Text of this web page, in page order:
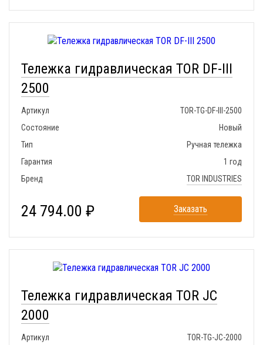
Тележка гидравлическая TOR DF-III
2500
Артикул
TOR-TG-DF-III-2500
Состояние
Новый
Тип
Ручная тележка
Гарантия
1 год
Бренд
TOR INDUSTRIES
24 794.00 ₽ Заказать
Тележка гидравлическая TOR JC
2000
Артикул
TOR-TG-JC-2000